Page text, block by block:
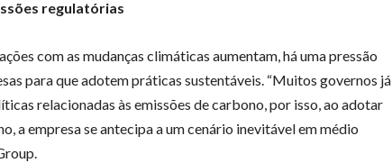
regulatórias
com as mudanças climáticas aumentam, há uma pressão
para que adotem práticas sustentáveis. “Muitos governos já
relacionadas às emissões de carbono, por isso, ao adotar
a empresa se antecipa a um cenário inevitável em médio